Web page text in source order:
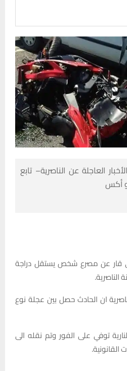
العاجلة عن الناصرية– تابع
أكس
عن مصرع شخص يستقل دراجة
الناصرية.
ان الحادث حصل بين عجلة نوع
توفي على الفور وتم نقله الى
القانونية.